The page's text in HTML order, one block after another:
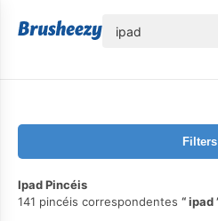
Filters
Ipad Pincéis
141 pincéis correspondentes
ipad